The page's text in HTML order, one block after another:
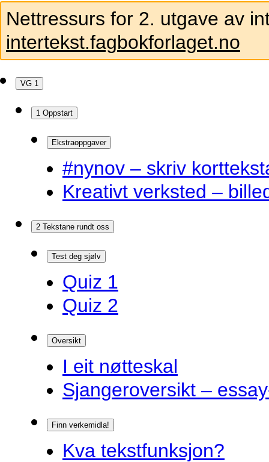
Nettressurs for 2. utgave av
intertekst.fagbokforlaget.no
VG 1
1 Oppstart
Ekstraoppgaver
#nynov – skriv
Kreativt verksted –
2 Tekstane rundt oss
Test deg sjølv
Quiz 1
Quiz 2
Oversikt
I eit nøtteskal
Sjangeroversikt –
Finn verkemidla!
Kva tekstfunksjon?